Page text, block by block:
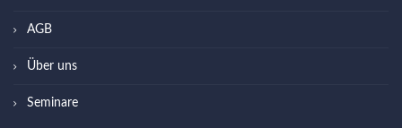
AGB
Über uns
Seminare